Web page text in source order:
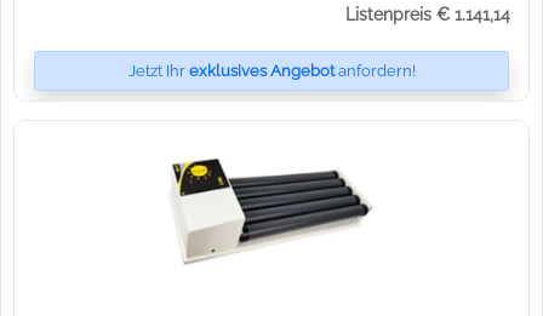
Listenpreis € 1.141,14
Jetzt Ihr exklusives Angebotanfordern!